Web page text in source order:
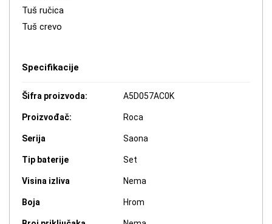
Tuš ručica
Tuš crevo
Specifikacije
Šifra proizvoda: A5D057AC0K
Proizvođač: Roca
Serija Saona
Tip baterije Set
Visina izliva Nema
Boja Hrom